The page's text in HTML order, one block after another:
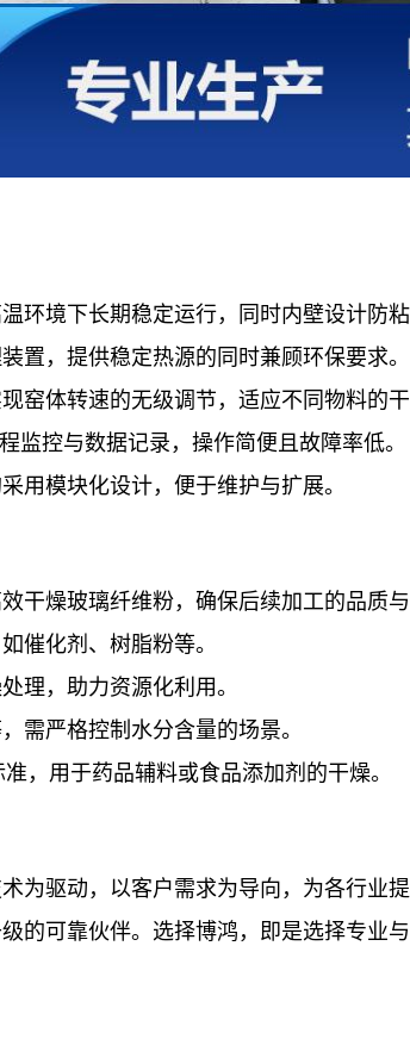
环境下长期稳定运行，同时内壁设计防粘
置，提供稳定热源的同时兼顾环保要求。
窑体转速的无级调节，适应不同物料的干
监控与数据记录，操作简便且故障率低。
用模块化设计，便于维护与扩展。
干燥玻璃纤维粉，确保后续加工的品质与
催化剂、树脂粉等。
理，助力资源化利用。
需严格控制水分含量的场景。
，用于药品辅料或食品添加剂的干燥。
为驱动，以客户需求为导向，为各行业
的可靠伙伴。选择博鸿，即是选择专业与